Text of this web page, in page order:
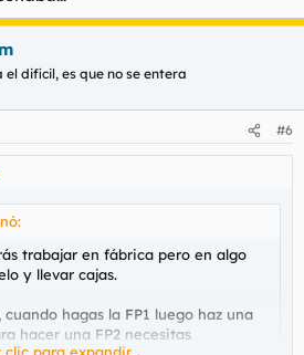
al día y a no ser que seas Rambo
el dificil, es que no se entera
#6
trabajar en fábrica pero en algo
y llevar cajas.
hagas la FP1 luego haz una
hacer una FP2 necesitas